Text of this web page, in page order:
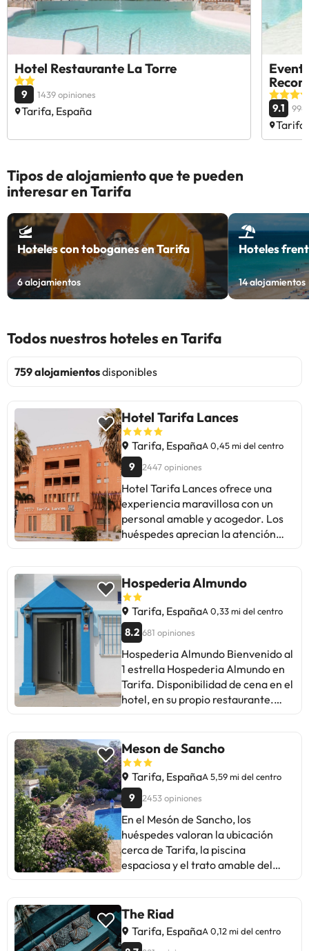
Hotel Restaurante La Torre
9 1439 opiniones
Tarifa, España
Event
9.1 994
Tipos de alojamiento que te pueden
interesar en Tarifa
Hoteles con toboganes en Tarifa
6alojamientos
Hoteles
14alojamientos
Todos nuestros hoteles en Tarifa
759 alojamientosdisponibles
Hotel Tarifa Lances
Tarifa, EspañaA 0,45 mi del centro
9 2447 opiniones
Hotel Tarifa Lances ofrece una
experiencia maravillosa con un
personal amable y acogedor. Los
huéspedes aprecian la atención
sugieren mejorar la actitud del
personal de recepción y el servicio
de Wi-Fi. En general, es un hotel
encantador, ideal para sentirse
como en casa, con habitaciones
bonitas y un ambiente acogedor.
Perfecto para quienes valoran el
trato cercano y las instalaciones
bien cuidadas. ¡Una opción
Hospederia Almundo
Tarifa, EspañaA 0,33 mi del centro
8.2 681 opiniones
Hospederia Almundo Bienvenido al
1 estrella Hospederia Almundo en
Tarifa. Disponibilidad de cena en el
hotel, en su propio restaurante.
habitacion tiene plancha y tabla de
planchar. Acceso a internet
disponible en todas las
habitaciones.
Meson de Sancho
Tarifa, EspañaA 5,59 mi del centro
9 2453 opiniones
En el Mesón de Sancho, los
huéspedes valoran la ubicación
cerca de Tarifa, la piscina
espaciosa y el trato amable del
habitaciones cercanas a la
carretera y Wi-Fi deficiente.
Destacan la decoración andaluza,
The Riad
Tarifa, EspañaA 0,12 mi del centro